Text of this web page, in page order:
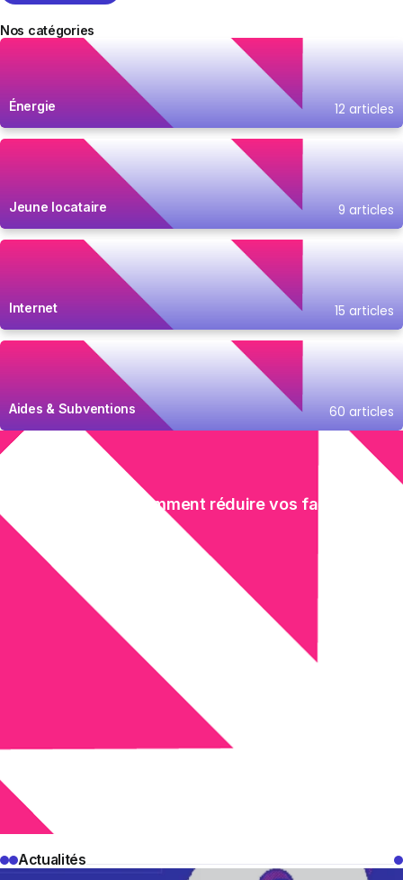
Nos catégories
Énergie 12 articles
Jeune locataire 9 articles
Internet 15 articles
Aides & Subventions 60 articles
Découvrez comment réduire vos factures
Actualités